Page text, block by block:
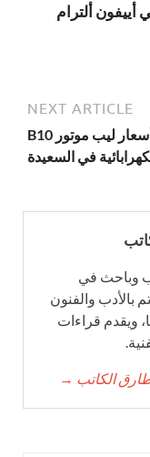
NEXT ARTICLE
أسعار ليب موتور B10
في السعيدة
وباحث في
بالأدب والفنون
ويقدم قراءات